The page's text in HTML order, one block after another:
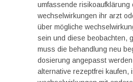
umfassende risikoaufklärung
wechselwirkungen ihr arzt
über mögliche
sein und diese beobachten,
muss die behandlung neu
dosierung angepasst
alternative rezeptfrei kaufen,